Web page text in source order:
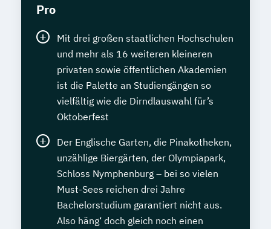
Pro
Mit drei großen staatlichen Hochschulen
und mehr als 16 weiteren kleineren
privaten sowie öffentlichen Akademien
ist die Palette an Studiengängen so
vielfältig wie die Dirndlauswahl für’s
Oktoberfest
Der Englische Garten, die Pinakotheken,
unzählige Biergärten, der Olympiapark,
Schloss Nymphenburg – bei so vielen
Must-Sees reichen drei Jahre
Bachelorstudium garantiert nicht aus.
Also häng‘ doch gleich noch einen